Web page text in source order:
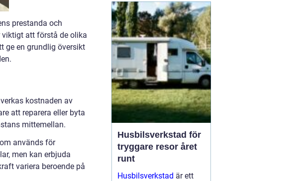
prestanda och
viktigt att förstå de olika
ge en grundlig översikt
kostnaden av
att reparera eller byta
mittemellan.
används för
men kan erbjuda
variera beroende på
Falkenberg kan en
välplanerad
intensivutbildning
innebära att körkortet är
i handen på bara några
veckor. Nyckeln h...
Husbilsverkstad för
tryggare resor året
runt
Husbilsverkstad är ett